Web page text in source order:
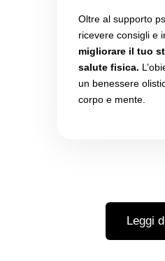
Oltre al supporto
ricevere consigli e
migliorare il tuo
salute fisica.
un benessere
corpo e mente.
Leggi